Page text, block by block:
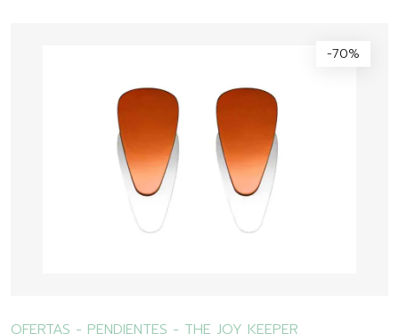
-70%
OFERTAS - PENDIENTES - THE JOY KEEPER